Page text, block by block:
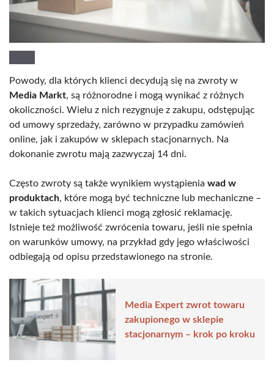
Powody, dla których klienci decydują się na zwroty w
Media Markt, są różnorodne i mogą wynikać z różnych
okoliczności. Wielu z nich rezygnuje z zakupu, odstępując
od umowy sprzedaży, zarówno w przypadku zamówień
online, jak i zakupów w sklepach stacjonarnych. Na
dokonanie zwrotu mają zazwyczaj 14 dni.
Często zwroty są także wynikiem wystąpienia wad w
produktach, które mogą być techniczne lub mechaniczne –
w takich sytuacjach klienci mogą zgłosić reklamację.
Istnieje też możliwość zwrócenia towaru, jeśli nie spełnia
on warunków umowy, na przykład gdy jego właściwości
odbiegają od opisu przedstawionego na stronie.
Media Expert zwrot towaru
zakupionego w sklepie
stacjonarnym – krok po kroku